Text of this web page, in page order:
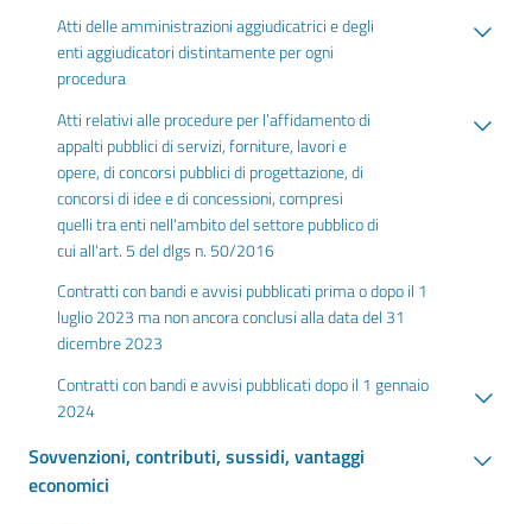
Atti delle amministrazioni aggiudicatrici e degli
enti aggiudicatori distintamente per ogni
procedura
Atti relativi alle procedure per l’affidamento di
appalti pubblici di servizi, forniture, lavori e
opere, di concorsi pubblici di progettazione, di
concorsi di idee e di concessioni, compresi
quelli tra enti nell'ambito del settore pubblico di
cui all'art. 5 del dlgs n. 50/2016
Contratti con bandi e avvisi pubblicati prima o dopo il 1
luglio 2023 ma non ancora conclusi alla data del 31
dicembre 2023
Contratti con bandi e avvisi pubblicati dopo il 1 gennaio
2024
Sovvenzioni, contributi, sussidi, vantaggi
economici